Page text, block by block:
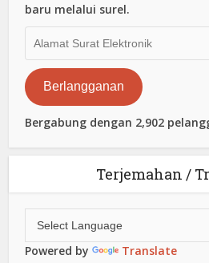
baru melalui surel.
Surat
Elektronik
Berlangganan
Bergabung dengan 2,902
Terjemahan /
Powered by Translate